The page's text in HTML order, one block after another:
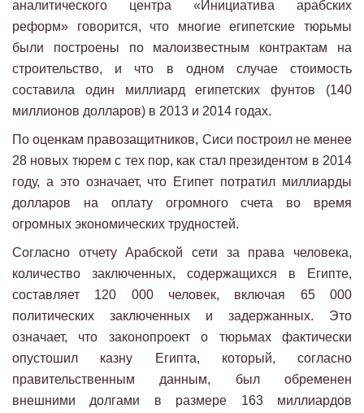
аналитического центра «Инициатива арабских
реформ» говорится, что многие египетские тюрьмы
были построены по малоизвестным контрактам на
строительство, и что в одном случае стоимость
составила один миллиард египетских фунтов (140
миллионов долларов) в 2013 и 2014 годах.
По оценкам правозащитников, Сиси построил не менее
28 новых тюрем с тех пор, как стал президентом в 2014
году, а это означает, что Египет потратил миллиарды
долларов на оплату огромного счета во время
огромных экономических трудностей.
Согласно отчету Арабской сети за права человека,
количество заключенных, содержащихся в Египте,
составляет 120 000 человек, включая 65 000
политических заключенных и задержанных. Это
означает, что законопроект о тюрьмах фактически
опустошил казну Египта, который, согласно
правительственным данным, был обременен
внешними долгами в размере 163 миллиардов